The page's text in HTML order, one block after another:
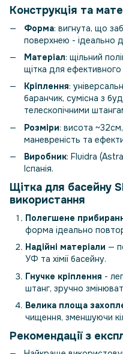
Конструкція та
Форма: вигнута, що
поверхнею - ідеально
Матеріал: щільний
щітка для
Кріплення:
баранчик, сумісна з
телескопічними
Розміри: висота
маневреність та
Виробник: Fluidra
Іспанія.
Щітка для басейну
використання
Полегшене
форма ідеально
Надійні матеріали —
УФ та хімії басейну.
Гнучке кріплення -
штанг, зручно
Велика площа
чищення, зменшуючи
Рекомендації з